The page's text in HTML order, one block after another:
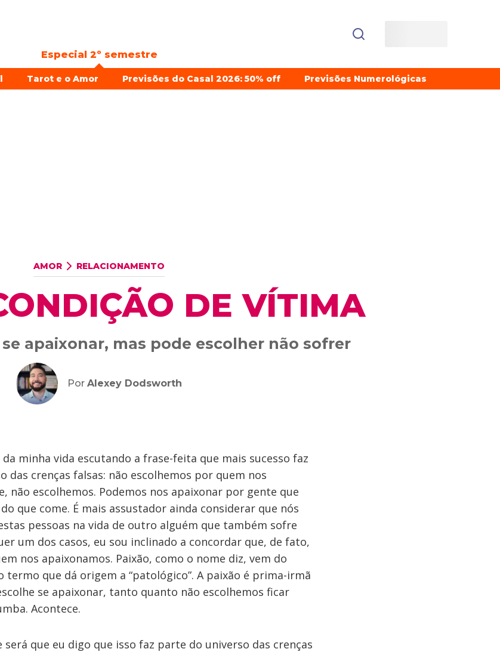
Especial 2º semestre
Tarot e o Amor Previsões do Casal 2026: 50% off Previsões Numerológicas
AMOR RELACIONAMENTO
DE VÍTIMA
apaixonar, mas pode escolher não sofrer
Por Alexey Dodsworth
minha vida escutando a frase-feita que mais sucesso faz
das crenças falsas: não escolhemos por quem nos
não escolhemos. Podemos nos apaixonar por gente que
que come. É mais assustador ainda considerar que nós
pessoas na vida de outro alguém que também sofre
um dos casos, eu sou inclinado a concordar que, de fato,
nos apaixonamos. Paixão, como o nome diz, vem do
termo que dá origem a “patológico”. A paixão é prima-irmã
se apaixonar, tanto quanto não escolhemos ficar
Acontece.
será que eu digo que isso faz parte do universo das crenças